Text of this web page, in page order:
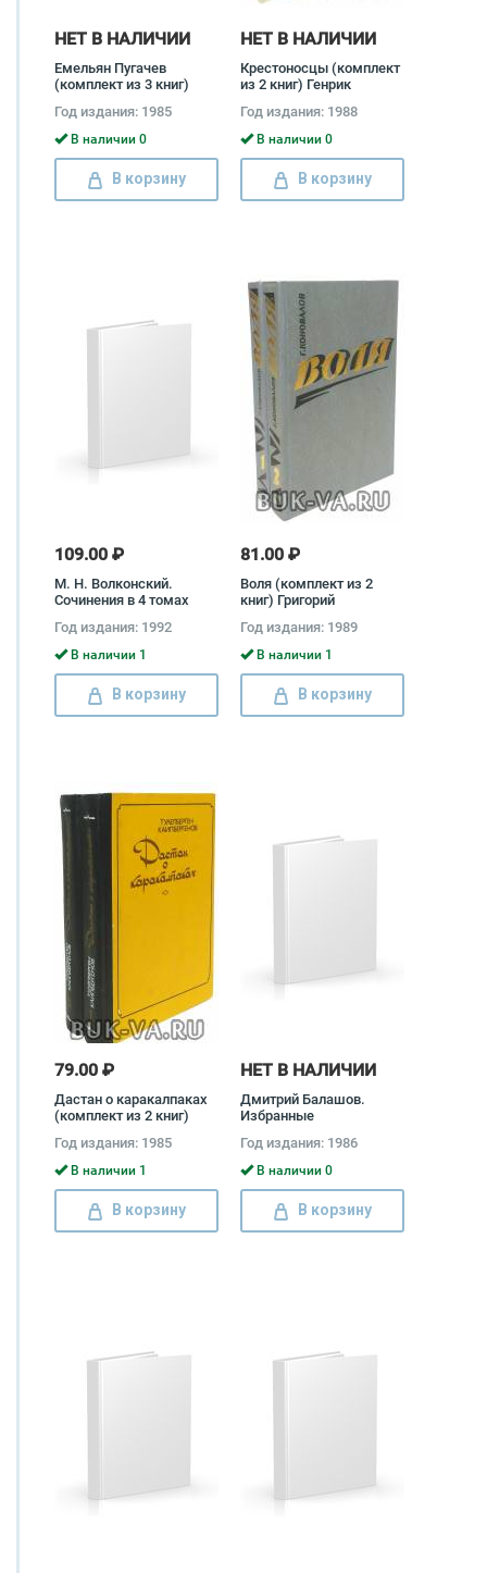
НЕТ В НАЛИЧИИ
Емельян Пугачев
(комплект из 3 книг)
Год издания: 1985
В наличии 0
В корзину
НЕТ В НАЛИЧИИ
Крестоносцы (комплект
из 2 книг) Генрик
Год издания: 1988
В наличии 0
В корзину
109.00 ₽
М. Н. Волконский.
Сочинения в 4 томах
Волконский
Год издания: 1992
В наличии 1
В корзину
81.00 ₽
Воля (комплект из 2
книг) Григорий
Год издания: 1989
В наличии 1
В корзину
79.00 ₽
Дастан о каракалпаках
(комплект из 2 книг)
Каипбергенов
Год издания: 1985
В наличии 1
В корзину
НЕТ В НАЛИЧИИ
Дмитрий Балашов.
Избранные
(комплект) Дмитрий
Балашов
Год издания: 1986
В наличии 0
В корзину